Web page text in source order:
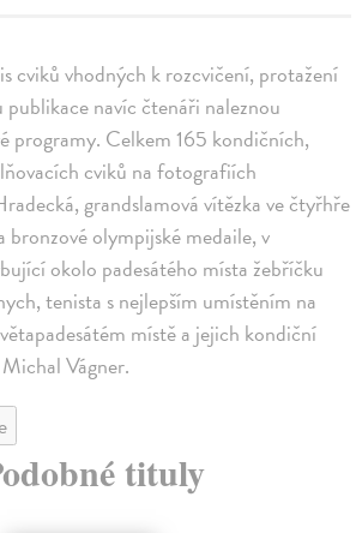
cviků vhodných k rozcvičení, protažení
publikace navíc čtenáři naleznou
programy. Celkem 165 kondičních,
cviků na fotografiích
grandslamová vítězka ve čtyřhře
bronzové olympijské medaile, v
okolo padesátého místa žebříčku
tenista s nejlepším umístěním na
místě a jejich kondiční
Vágner.
tituly